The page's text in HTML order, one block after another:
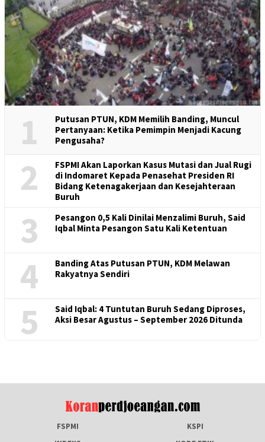
1
Putusan PTUN, KDM Memilih Banding, Muncul
Pertanyaan: Ketika Pemimpin Menjadi Kacung
Pengusaha?
2
FSPMI Akan Laporkan Kasus Mutasi dan Jual Rugi
di Indomaret Kepada Penasehat Presiden RI
Bidang Ketenagakerjaan dan Kesejahteraan
Buruh
3
Pesangon 0,5 Kali Dinilai Menzalimi Buruh, Said
Iqbal Minta Pesangon Satu Kali Ketentuan
4
Banding Atas Putusan PTUN, KDM Melawan
Rakyatnya Sendiri
5
Said Iqbal: 4 Tuntutan Buruh Sedang Diproses,
Aksi Besar Agustus – September 2026 Ditunda
FSPMI
KSPI